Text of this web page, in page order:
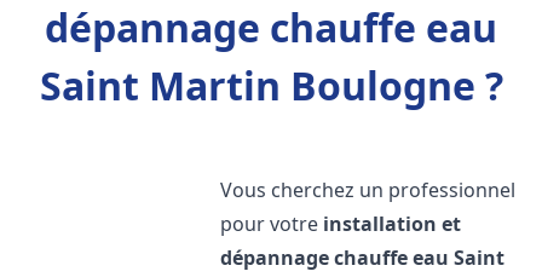
dépannage chauffe eau
Saint Martin Boulogne ?
Vous cherchez un professionnel
pour votre installation et
dépannage chauffe eau Saint